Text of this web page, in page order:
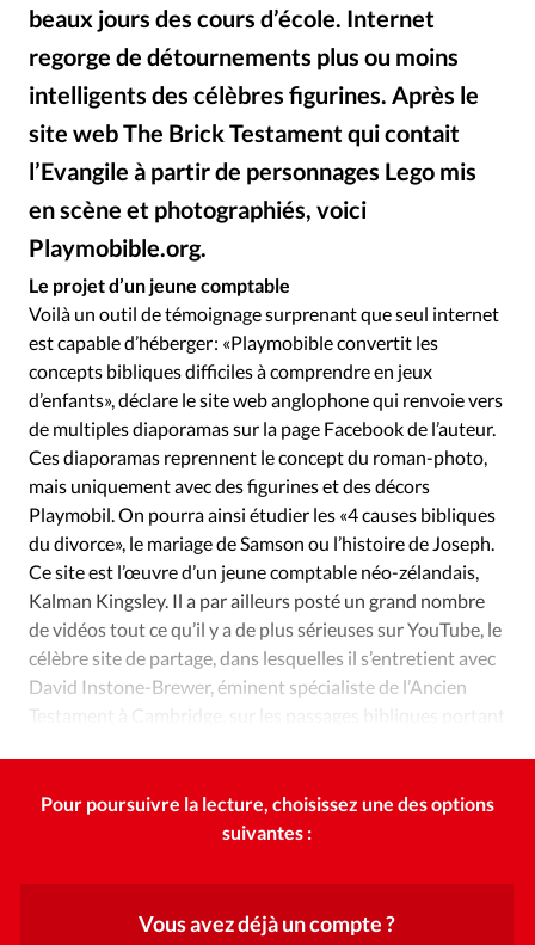
Édition: Internationale
Devise:
RUBRIQUES
Tous les articles
Actualité chrétienne
Actualité internationale
Chronique
Culture
Dossier
Eglises Foi Génération réveil
Opinions
Publireportage
Société
Tour du monde des Eglises
Vécu
Vie Intérieure
beaux jours des cours d’école. Internet
regorge de détournements plus ou moins
intelligents des célèbres figurines. Après le
site web The Brick Testament qui contait
l’Evangile à partir de personnages Lego mis
en scène et photographiés, voici
Playmobible.org.
Le projet d’un jeune comptable
Voilà un outil de témoignage surprenant que seul internet
est capable d’héberger : «Playmobible convertit les
concepts bibliques difficiles à comprendre en jeux
d’enfants», déclare le site web anglophone qui renvoie vers
de multiples diaporamas sur la page Facebook de l’auteur.
Ces diaporamas reprennent le concept du roman-photo,
mais uniquement avec des figurines et des décors
Playmobil. On pourra ainsi étudier les «4 causes bibliques
du divorce», le mariage de Samson ou l’histoire de Joseph.
Ce site est l’œuvre d’un jeune comptable néo-zélandais,
Kalman Kingsley. Il a par ailleurs posté un grand nombre
de vidéos tout ce qu’il y a de plus sérieuses sur YouTube, le
célèbre site de partage, dans lesquelles il s’entretient avec
David Instone-Brewer, éminent spécialiste de l’Ancien
Testament à Cambridge, sur les passages bibliques portant
Pour poursuivre la lecture, choisissez une des options
suivantes :
Vous avez déjà un compte ?